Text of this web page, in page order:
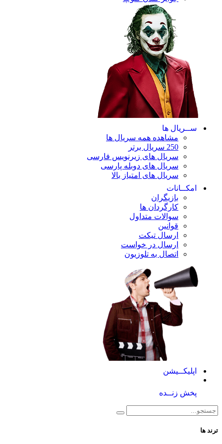
ها
مشاهده همه سریال ها
سریال های زیرنویس فارسی
سریال های دوبله پارسی
سریال های امتیاز بالا
کارگردان ها
سوالات متداول
ارسال تیکت
ارسال در خواست
اتصال به تلوزیون
زنــده